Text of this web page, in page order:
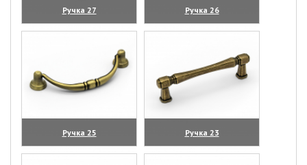
Ручка 27
(увеличить)
Ручка 26
(увеличить)
Ручка 25
(увеличить)
Ручка 23
(увеличить)